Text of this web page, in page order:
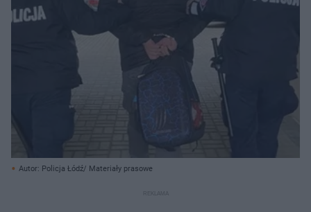
Autor: Policja Łódź/ Materiały prasowe